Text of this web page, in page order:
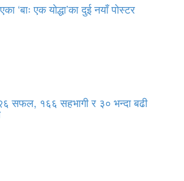
‘बाः एक योद्धा’का दुई नयाँ पोस्टर
सफल, १६६ सहभागी र ३० भन्दा बढी